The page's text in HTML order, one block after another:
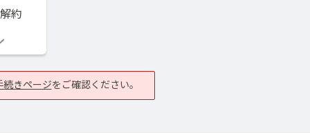
約
きページをご確認ください。